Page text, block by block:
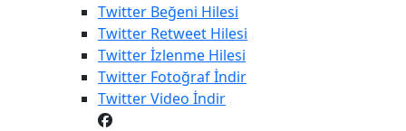
Twitter Beğeni Hilesi
Twitter Retweet Hilesi
Twitterİzlenme Hilesi
Twitter Fotoğraf İndir
TwitterVideo İndir